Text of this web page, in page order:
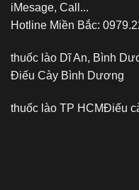
iMesage, Call...
Hotline Miền Bắc:
thuốc lào Dĩ An, Bình
Điếu Cày Bình Dương
thuốc lào TP HCMĐiếu